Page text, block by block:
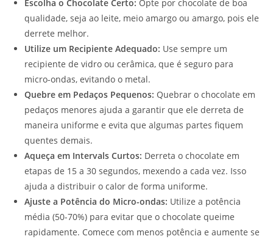
Escolha o Chocolate Certo: Opte por chocolate de boa
qualidade, seja ao leite, meio amargo ou amargo, pois ele
derrete melhor.
Utilize um Recipiente Adequado: Use sempre um
recipiente de vidro ou cerâmica, que é seguro para
micro-ondas, evitando o metal.
Quebre em Pedaços Pequenos: Quebrar o chocolate em
pedaços menores ajuda a garantir que ele derreta de
maneira uniforme e evita que algumas partes fiquem
quentes demais.
Aqueça em Intervals Curtos: Derreta o chocolate em
etapas de 15 a 30 segundos, mexendo a cada vez. Isso
ajuda a distribuir o calor de forma uniforme.
Ajuste a Potência do Micro-ondas: Utilize a potência
média (50-70%) para evitar que o chocolate queime
rapidamente. Comece com menos potência e aumente se